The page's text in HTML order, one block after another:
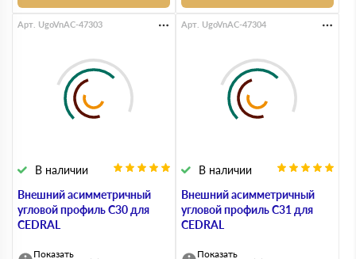
Внешний асимметричный
угловой профиль С30 для
CEDRAL
В наличии
Арт. UgoVnAC-47303
Показать
Внешний асимметричный
угловой профиль С31 для
CEDRAL
В наличии
Арт. UgoVnAC-47304
Показать